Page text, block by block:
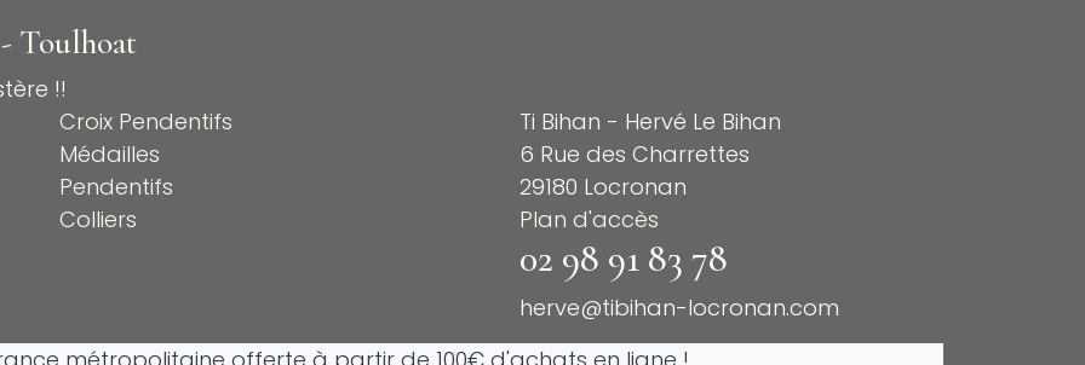
Toulhoat
!!
Croix Pendentifs
Médailles
Pendentifs
Colliers
Ti Bihan - Hervé Le Bihan
6 Rue des Charrettes
29180 Locronan
Plan d'accès
02 98 91 83 78
herve@tibihan-locronan.com